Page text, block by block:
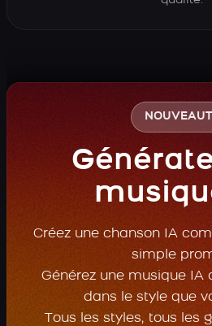
Créez une chanson IA
simple
Générez une musique IA
dans le style que
Tous les styles, tous les